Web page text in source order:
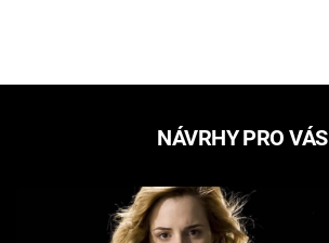
NÁVRHY PRO VÁS